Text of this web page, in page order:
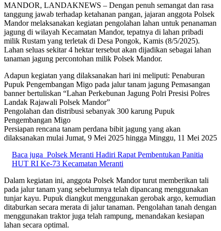
MANDOR, LANDAKNEWS – Dengan penuh semangat dan rasa
tanggung jawab terhadap ketahanan pangan, jajaran anggota Polsek
Mandor melaksanakan kegiatan pengolahan lahan untuk penanaman
jagung di wilayah Kecamatan Mandor, tepatnya di lahan pribadi
milik Rustam yang terletak di Desa Pongok, Kamis (8/5/2025).
Lahan seluas sekitar 4 hektar tersebut akan dijadikan sebagai lahan
tanaman jagung percontohan milik Polsek Mandor.
Adapun kegiatan yang dilaksanakan hari ini meliputi: Penaburan
Pupuk Pengembangan Migo pada jalur tanam jagung Pemasangan
banner bertuliskan “Lahan Perkebunan Jagung Polri Presisi Polres
Landak Rajawali Polsek Mandor”
Pengolahan dan distribusi sebanyak 300 karung Pupuk
Pengembangan Migo
Persiapan rencana tanam perdana bibit jagung yang akan
dilaksanakan mulai Jumat, 9 Mei 2025 hingga Minggu, 11 Mei 2025
Baca juga Polsek Meranti Hadiri Rapat Pembentukan Panitia
HUT RI Ke-73 Kecamatan Meranti
Dalam kegiatan ini, anggota Polsek Mandor turut memberikan tali
pada jalur tanam yang sebelumnya telah dipancang menggunakan
tunjar kayu. Pupuk diangkut menggunakan gerobak argo, kemudian
ditaburkan secara merata di jalur tanaman. Pengolahan tanah dengan
menggunakan traktor juga telah rampung, menandakan kesiapan
lahan secara optimal.